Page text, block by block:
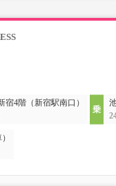
宿4階（新宿駅南口）